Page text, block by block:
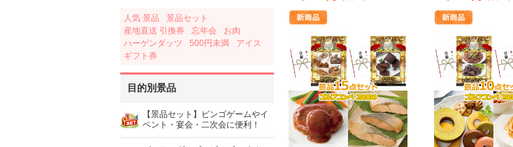
人気 景品
景品セット
産地直送 引換券
忘年会
お肉
ハーゲンダッツ
500円未満
アイス
ギフト券
目的別景品
【景品セット】ビンゴゲームやイ
ベント・宴会・二次会に便利！